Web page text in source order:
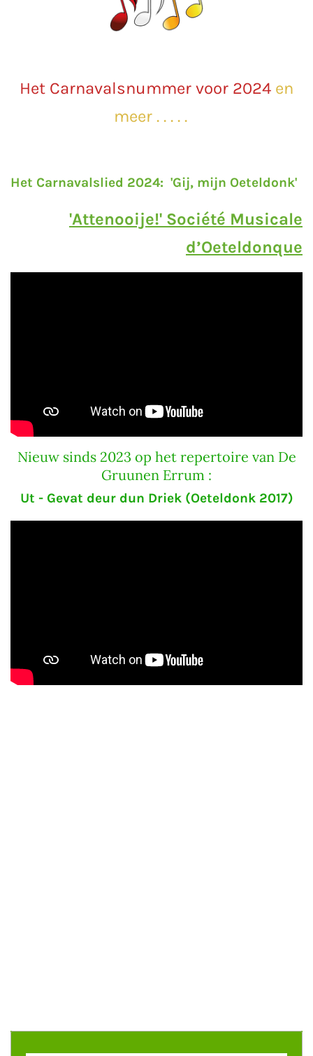
Het Carnavalsnummer voor 2024 en
meer . . . . .
Het Carnavalslied 2024: 'Gij, mijn Oeteldonk'
'Attenooije!' Société Musicale
d’Oeteldonque
Nieuw sinds 2023 op het repertoire van De
Gruunen Errum :
Ut - Gevat deur dun Driek (Oeteldonk 2017)